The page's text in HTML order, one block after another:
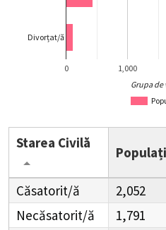
0 1,000
Divorțat/ă
Grupa de
Starea Civilă
Căsatorit/ă 2,052
Necăsatorit/ă
1,791